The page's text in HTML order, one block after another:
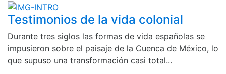
Testimonios de la vida colonial
Durante tres siglos las formas de vida españolas se
impusieron sobre el paisaje de la Cuenca de México, lo
que supuso una transformación casi total...